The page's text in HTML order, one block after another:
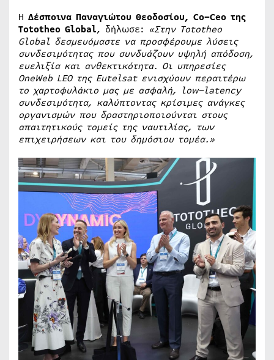
Η Δέσποινα Παναγιώτου Θεοδοσίου, Co–Ceo της
Tototheo Global, δήλωσε: «Στην Tototheo
Global δεσμευόμαστε να προσφέρουμε λύσεις
συνδεσιμότητας που συνδυάζουν υψηλή απόδοση,
ευελιξία και ανθεκτικότητα. Οι υπηρεσίες
OneWeb LEOτης Eutelsatενισχύουν περαιτέρω
το χαρτοφυλάκιο μας με ασφαλή, low–latency
συνδεσιμότητα, καλύπτοντας κρίσιμες ανάγκες
οργανισμών που δραστηριοποιούνται στους
απαιτητικούς τομείς της ναυτιλίας, των
επιχειρήσεων και του δημόσιου τομέα.»